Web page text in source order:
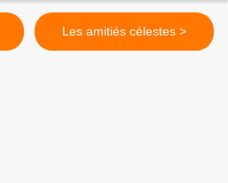
Les amitiés célestes >